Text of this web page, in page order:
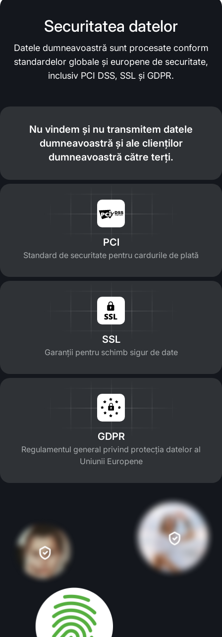
Securitatea datelor
Datele dumneavoastră sunt procesate conform
standardelor globale și europene de securitate,
inclusiv PCI DSS, SSL și GDPR.
Nu vindem și nu transmitem datele
dumneavoastră și ale clienților
dumneavoastră către terți.
PCI
Standard de securitate pentru cardurile de plată
SSL
Garanții pentru schimb sigur de date
GDPR
Regulamentul general privind protecția datelor al
Uniunii Europene